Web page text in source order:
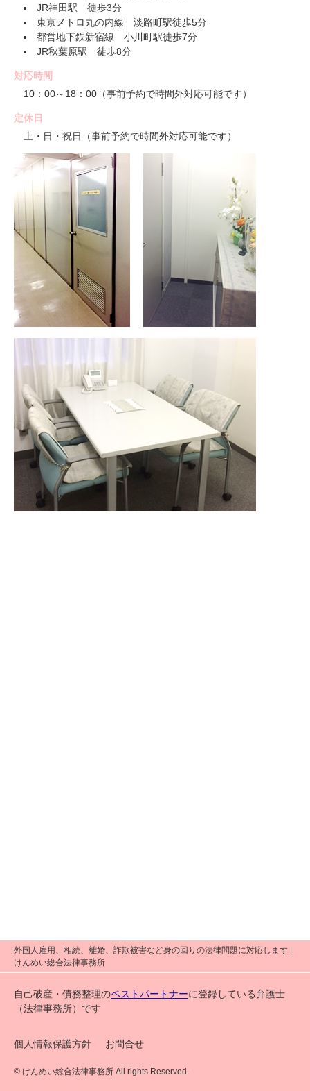
JR神田駅 徒歩3分
東京メトロ丸の内線 淡路町駅徒歩5分
都営地下鉄新宿線 小川町駅徒歩7分
JR秋葉原駅 徒歩8分
対応時間
10：00～18：00（事前予約で時間外対応可能です）
定休日
土・日・祝日（事前予約で時間外対応可能です）
外国人雇用、相続、離婚、詐欺被害など身の回りの法律問題に対応します |
けんめい総合法律事務所
自己破産・債務整理のベストパートナーに登録している弁護士
（法律事務所）です
個人情報保護方針 お問合せ
© けんめい総合法律事務所 All rights Reserved.